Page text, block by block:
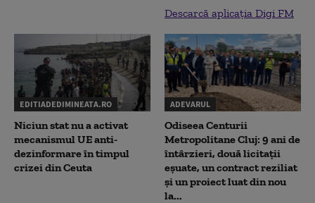
Descarcă aplicația Digi FM
EDITIADEDIMINEATA.RO
Niciun stat nu a activat
mecanismul UE anti-
dezinformare în timpul
crizei din Ceuta
ADEVARUL
Odiseea Centurii
Metropolitane Cluj: 9 ani de
întârzieri, două licitații
eșuate, un contract reziliat
și un proiect luat din nou
la...